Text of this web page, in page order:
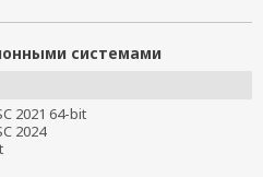
системами
2021 64-bit
2024